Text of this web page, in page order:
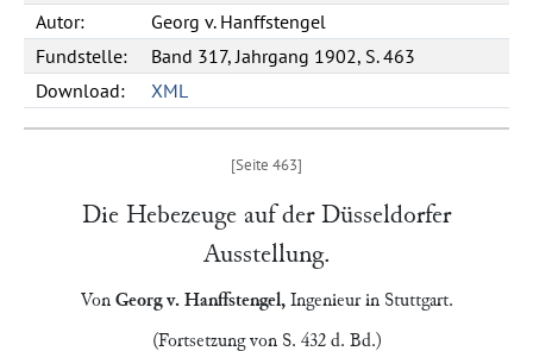
Autor:
Georg v. Hanffstengel
Fundstelle:
Band 317, Jahrgang 1902, S. 463
Download:
XML
Die Hebezeuge auf der Düsseldorfer
Ausstellung.
Von Georg v. Hanffstengel,Ingenieur in Stuttgart.
(Fortsetzung von S. 432 d. Bd.)